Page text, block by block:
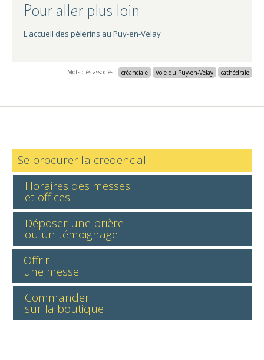
Pour aller plus loin
L'accueil des pèlerins au Puy-en-Velay
Mots-clés associés : créanciale Voie du Puy-en-Velay cathédrale
Se procurer la credencial
Horaires des messes
et offices
Déposer une prière
ou un témoignage
Offrir
une messe
Commander
sur la boutique